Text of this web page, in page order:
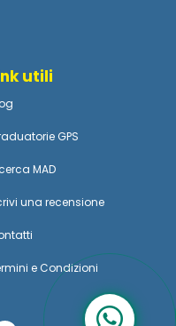
utili
GPS
MAD
una recensione
e Condizioni